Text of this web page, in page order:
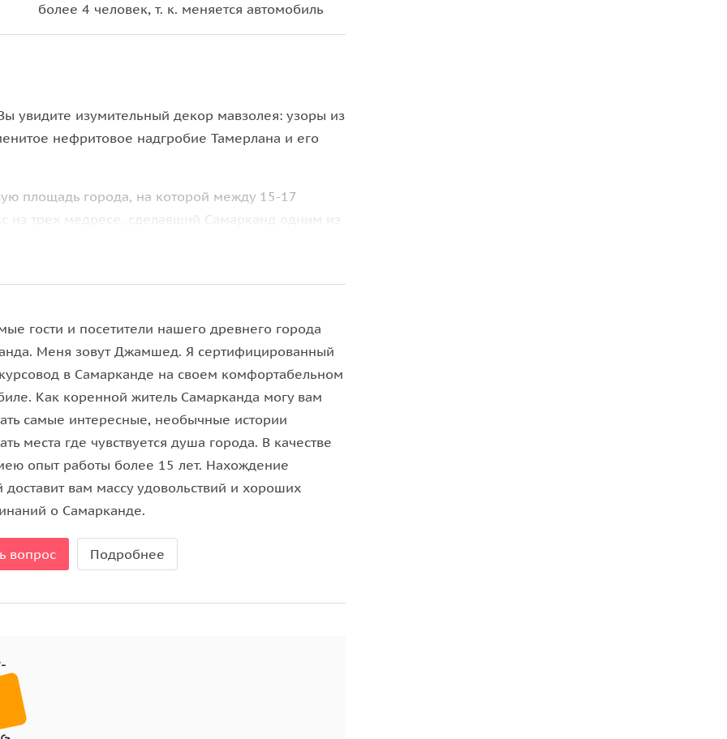
более 4 человек, т. к. меняется автомобиль
увидите изумительный декор мавзолея: узоры из
нефритовое надгробие Тамерлана и его
площадь города, на которой между 15-17
из трех медресе, сделавший Самарканд одним из
центр Самарканда — некрополь Шохи-Зинда.
брату пророка Мухаммеда.
но и самобытными ремеслами. Их
побываете на фабрике «Худжум», где вручную
завод по изготовлению знаменитой
методы используют в работе местные мастера.
гости и посетители нашего древнего города
Меня зовут Джамшед. Я сертифицированный
в Самарканде на своем комфортабельном
Как коренной житель Самарканда могу вам
самые интересные, необычные истории
места где чувствуется душа города. В качестве
опыт работы более 15 лет. Нахождение
доставит вам массу удовольствий и хороших
о Самарканде.
вопрос Подробнее